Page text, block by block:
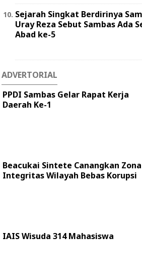
Sejarah Singkat Berdirinya
Uray Reza Sebut Sambas Ada
Abad ke-5
ADVERTORIAL
PPDI Sambas Gelar Rapat Kerja
Daerah Ke-1
Beacukai Sintete Canangkan Zona
Integritas Wilayah Bebas Korupsi
IAIS Wisuda 314 Mahasiswa